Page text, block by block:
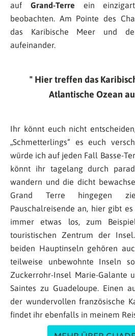
auf Grand-Terre ein
beobachten. Am Pointe des
das Karibische Meer und
aufeinander.
Hier treffen das
Atlantische Ozean
Ihr könnt euch nicht
„Schmetterlings“ es euch
würde ich auf jeden Fall Basse-
könnt ihr tagelang durch
wandern und die dicht
Grand Terre hingegen
Pauschalreisende an, hier gibt
immer etwas los, zum
touristischen Zentrum der
beiden Hauptinseln gehören
teilweise unbewohnte Inseln
Zuckerrohr-Insel Marie-Galante
Saintes zu Guadeloupe. Einen
der wundervollen französische
findet ihr ebenfalls in meinem